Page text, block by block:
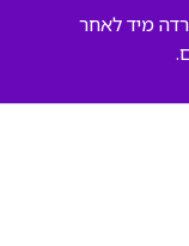
מיד לאחר